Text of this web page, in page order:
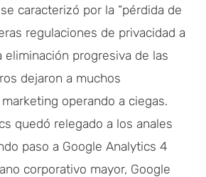
caracterizó por la “pérdida de
regulaciones de privacidad a
eliminación progresiva de las
dejaron a muchos
operando a ciegas.
quedó relegado a los anales
paso a Google Analytics 4
corporativo mayor, Google